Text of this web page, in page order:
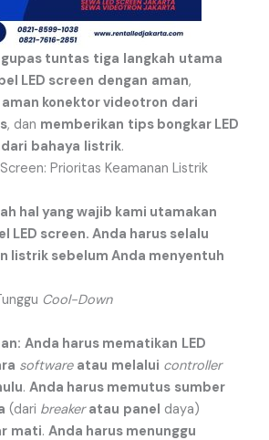
tuntas tiga langkah utama
LED screen dengan aman,
aman konektor videotron dari
, dan memberikan tips bongkar LED
bahaya listrik.
Prioritas Keamanan Listrik
hal yang wajib kami utamakan
LED screen. Anda harus selalu
listrik sebelum Anda menyentuh
Cool-Down
Anda harus mematikan LED
software atau melalui controller
.Anda harus memutus sumber
(dari breaker atau panel daya)
mati.Anda harus menunggu